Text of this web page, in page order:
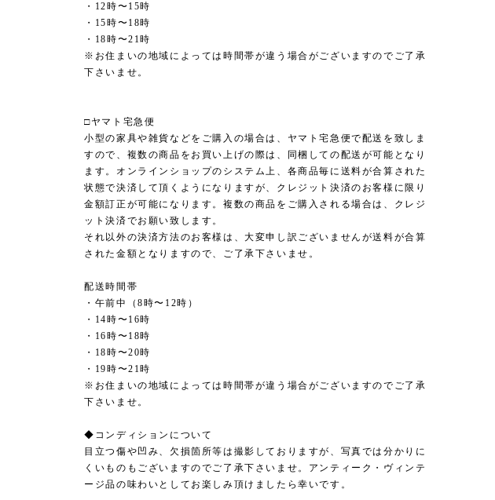
・12時〜15時
・15時〜18時
・18時〜21時
※お住まいの地域によっては時間帯が違う場合がございますのでご了承
下さいませ。
□ヤマト宅急便
小型の家具や雑貨などをご購入の場合は、ヤマト宅急便で配送を致しま
すので、複数の商品をお買い上げの際は、同梱しての配送が可能となり
ます。オンラインショップのシステム上、各商品毎に送料が合算された
状態で決済して頂くようになりますが、クレジット決済のお客様に限り
金額訂正が可能になります。複数の商品をご購入される場合は、クレジ
ット決済でお願い致します。
それ以外の決済方法のお客様は、大変申し訳ございませんが送料が合算
された金額となりますので、ご了承下さいませ。
配送時間帯
・午前中（8時〜12時）
・14時〜16時
・16時〜18時
・18時〜20時
・19時〜21時
※お住まいの地域によっては時間帯が違う場合がございますのでご了承
下さいませ。
◆コンディションについて
目立つ傷や凹み、欠損箇所等は撮影しておりますが、写真では分かりに
くいものもございますのでご了承下さいませ。アンティーク・ヴィンテ
ージ品の味わいとしてお楽しみ頂けましたら幸いです。